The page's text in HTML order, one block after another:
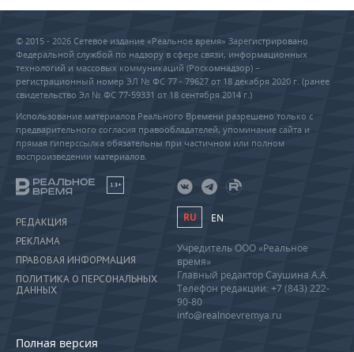
© 2015 - 2026 Сетевое издание «Реальное время» Зарегистрировано
Федеральной службой по надзору в сфере связи, информационных
технологий и массовых коммуникаций (Роскомнадзор) –
регистрационный номер ЭЛ № ФС 77 - 79627 от 18 декабря 2020 г. (ранее
свидетельство Эл № ФС 77-59331 от 18 сентября 2014 г.)
Использование материалов Реального Времени разрешено только с
предварительного согласия правообладателей, упоминание сайта и
прямая гиперссылка обязательны при частичном или полном
воспроизведении материалов.
18+
РЕДАКЦИЯ
РЕКЛАМА
ПРАВОВАЯ ИНФОРМАЦИЯ
ПОЛИТИКА О ПЕРСОНАЛЬНЫХ
ДАННЫХ
Полная версия
RU EN
Учредитель ООО «Реальное
время»
Главный редактор Саушина А.А.
Телефон редакции: +7 (843) 222-
90-80
info@realnoevremya.ru